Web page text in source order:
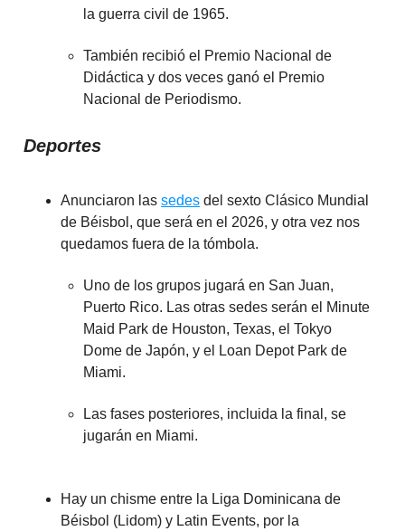
la guerra civil de 1965.
También recibió el Premio Nacional de
Didáctica y dos veces ganó el Premio
Nacional de Periodismo.
Deportes
Anunciaron las sedes del sexto Clásico Mundial
de Béisbol, que será en el 2026, y otra vez nos
quedamos fuera de la tómbola.
Uno de los grupos jugará en San Juan,
Puerto Rico. Las otras sedes serán el Minute
Maid Park de Houston, Texas, el Tokyo
Dome de Japón, y el Loan Depot Park de
Miami.
Las fases posteriores, incluida la final, se
jugarán en Miami.
Hay un chisme entre la Liga Dominicana de
Béisbol (Lidom) y Latin Events, por la